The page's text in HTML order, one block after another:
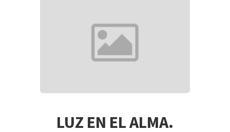
LUZ EN EL ALMA.